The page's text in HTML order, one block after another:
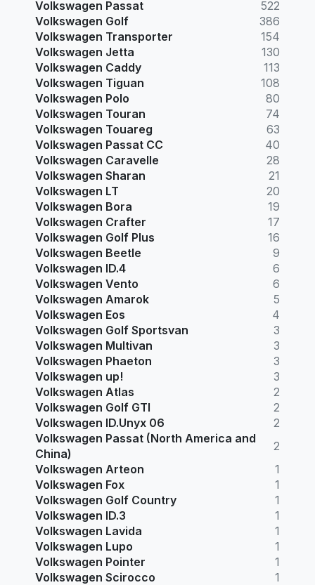
Volkswagen Passat
522
Volkswagen Golf
386
Volkswagen Transporter
154
Volkswagen Jetta
130
Volkswagen Caddy
113
Volkswagen Tiguan
108
Volkswagen Polo
80
Volkswagen Touran
74
Volkswagen Touareg
63
Volkswagen Passat CC
40
Volkswagen Caravelle
28
Volkswagen Sharan
21
Volkswagen LT
20
Volkswagen Bora
19
Volkswagen Crafter
17
Volkswagen Golf Plus
16
Volkswagen Beetle
9
Volkswagen ID.4
6
Volkswagen Vento
6
Volkswagen Amarok
5
Volkswagen Eos
4
Volkswagen Golf Sportsvan
3
Volkswagen Multivan
3
Volkswagen Phaeton
3
Volkswagen up!
3
Volkswagen Atlas
2
Volkswagen Golf GTI
2
Volkswagen ID.Unyx 06
2
Volkswagen Passat (North America and
China)
2
Volkswagen Arteon
1
Volkswagen Fox
1
Volkswagen Golf Country
1
Volkswagen ID.3
1
Volkswagen Lavida
1
Volkswagen Lupo
1
Volkswagen Pointer
1
Volkswagen Scirocco
1